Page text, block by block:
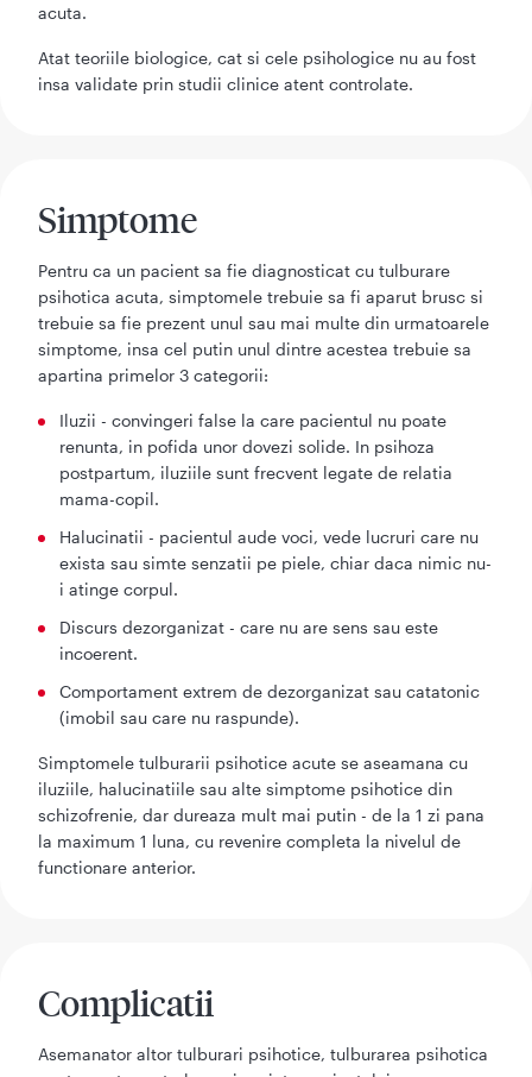
acuta.
Atat teoriile biologice, cat si cele psihologice nu au fost
insa validate prin studii clinice atent controlate.
Simptome
Pentru ca un pacient sa fie diagnosticat cu tulburare
psihotica acuta, simptomele trebuie sa fi aparut brusc si
trebuie sa fie prezent unul sau mai multe din urmatoarele
simptome, insa cel putin unul dintre acestea trebuie sa
apartina primelor 3 categorii:
Iluzii - convingeri false la care pacientul nu poate
renunta, in pofida unor dovezi solide. In psihoza
postpartum, iluziile sunt frecvent legate de relatia
mama-copil.
Halucinatii - pacientul aude voci, vede lucruri care nu
exista sau simte senzatii pe piele, chiar daca nimic nu-
i atinge corpul.
Discurs dezorganizat - care nu are sens sau este
incoerent.
Comportament extrem de dezorganizat sau catatonic
(imobil sau care nu raspunde).
Simptomele tulburarii psihotice acute se aseamana cu
iluziile, halucinatiile sau alte simptome psihotice din
schizofrenie, dar dureaza mult mai putin - de la 1 zi pana
la maximum 1 luna, cu revenire completa la nivelul de
functionare anterior.
Complicatii
Asemanator altor tulburari psihotice, tulburarea psihotica